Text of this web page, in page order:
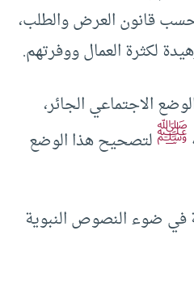
قانون العرض والطلب،
لكثرة العمال ووفرتهم.
الاجتماعي الجائر،
ﷺلتصحيح هذا الوضع
في ضوء النصوص النبوية